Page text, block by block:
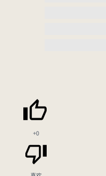
+0